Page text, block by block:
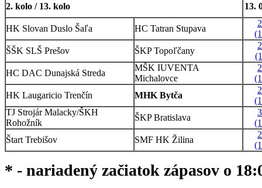
2. kolo / 13. kolo 13.
HK Slovan Duslo Šaľa HC Tatran Stupava
ŠŠK SLŠ Prešov
ŠKP Topoľčany
HC DAC Dunajská Streda
MŠK IUVENTA
Michalovce
HK Laugaricio Trenčín
MHK Bytča
TJ Strojár Malacky/ŠKH
Rohožník
ŠKP Bratislava
Štart Trebišov
SMF HK Žilina
* - nariadený začiatok zápasov o